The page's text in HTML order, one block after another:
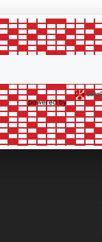
powered by